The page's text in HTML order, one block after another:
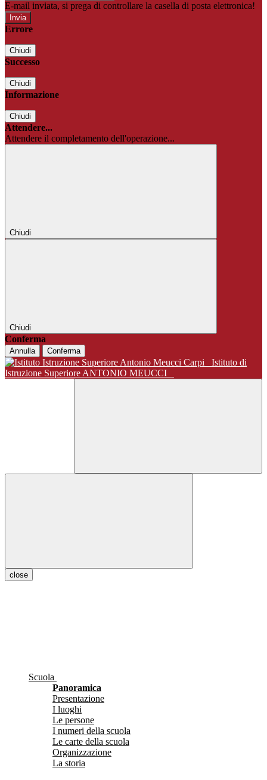
E-mail inviata, si prega di controllare la casella di posta elettronica!
Errore
Chiudi
Successo
Chiudi
Informazione
Chiudi
Attendere...
Attendere il completamento dell'operazione...
Chiudi
Chiudi
Conferma
Annulla Conferma
Istituto di
Istruzione Superiore ANTONIO MEUCCI
close
Scuola
Panoramica
Presentazione
I luoghi
Le persone
I numeri della scuola
Le carte della scuola
Organizzazione
La storia